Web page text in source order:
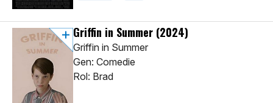
Griffin in Summer (2024)
Griffin in Summer
Gen: Comedie
Rol: Brad